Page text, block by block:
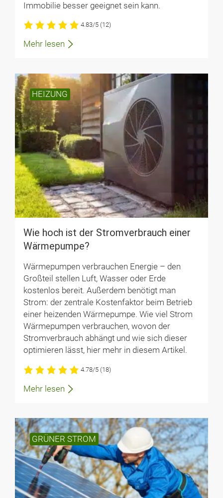
Immobilie besser geeignet sein kann.
4.83/5 (12)
Mehr lesen
HEIZUNG
Wie hoch ist der Stromverbrauch einer
Wärmepumpe?
Wärmepumpen verbrauchen Energie – den
Großteil stellen Luft, Wasser oder Erde
kostenlos bereit. Außerdem benötigt man
Strom: der zentrale Kostenfaktor beim Betrieb
einer heizenden Wärmepumpe. Wie viel Strom
Wärmepumpen verbrauchen, wovon der
Stromverbrauch abhängt und wie sich dieser
optimieren lässt, hier mehr in diesem Artikel.
4.78/5 (18)
Mehr lesen
GRÜNER STROM